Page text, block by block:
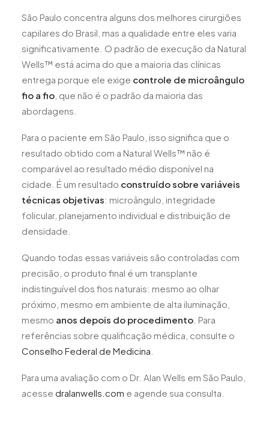
São Paulo concentra alguns dos melhores cirurgiões
capilares do Brasil, mas a qualidade entre eles varia
significativamente. O padrão de execução da Natural
Wells™ está acima do que a maioria das clínicas
entrega porque ele exige controle de microângulo
fio a fio , que não é o padrão da maioria das
abordagens.
Para o paciente em São Paulo, isso significa que o
resultado obtido com a Natural Wells™ não é
comparável ao resultado médio disponível na
cidade. É um resultado construído sobre variáveis
técnicas objetivas: microângulo, integridade
folicular, planejamento individual e distribuição de
densidade.
Quando todas essas variáveis são controladas com
precisão, o produto final é um transplante
indistinguível dos fios naturais: mesmo ao olhar
próximo, mesmo em ambiente de alta iluminação,
mesmo anos depois do procedimento . Para
referências sobre qualificação médica, consulte o
Conselho Federal de Medicina
Para uma avaliação com o Dr. Alan Wells em São Paulo,
acesse dralanwells.com e agende sua consulta.